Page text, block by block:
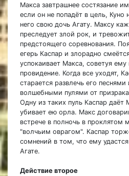
Макса завтрашнее состязание
если он не попадёт в цель, Куно
него свою дочь Агату. Максу
преследует злой рок, и
предстоящего соревнования.
егерь Каспар и злорадно
успокаивает Макса, советуя
провидение. Когда все уходят,
старается развлечь его песнями
волшебными пулями от
Одну из таких пуль Каспар даёт
убивает ею орла. Макс
встрече в полночь в проклятом
"волчьим оврагом". Каспар
сомнений в том, что ему
Агате.
Действие второе